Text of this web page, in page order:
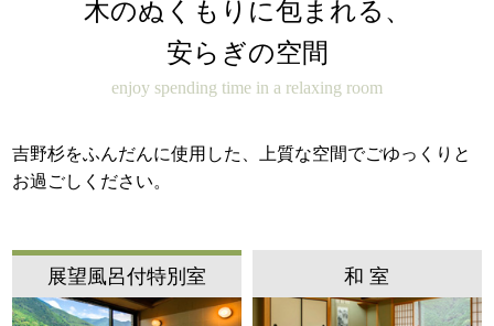
館内施設
周辺観光
閉じる
木のぬくもりに包まれる、
安らぎの空間
enjoy spending time in a relaxing room
吉野杉をふんだんに使用した、上質な空間でごゆっくりと
お過ごしください。
展望風呂付特別室 和 室